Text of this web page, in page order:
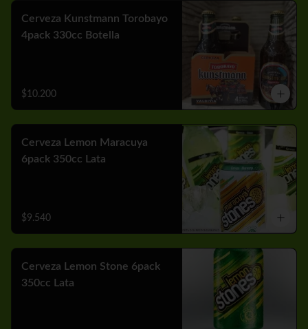
Cerveza Kunstmann Torobayo
4pack 330cc Botella
$10.200
Cerveza Lemon Maracuya
6pack 350cc Lata
$9.540
Cerveza Lemon Stone 6pack
350cc Lata